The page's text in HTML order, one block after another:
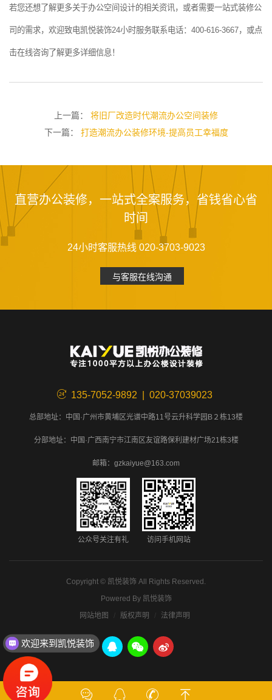
若您还想了解更多关于办公空间设计的相关资讯，或者需要一站式装修公
司的需求，欢迎致电凯悦装饰24小时服务联系电话：400-616-3667，或点
击在线咨询了解更多详细信息！
上一篇： 将旧厂改造时代潮流办公空间装修
下一篇： 打造潮流办公装修环境-提高员工幸福度
直营办公装修，一站式全案服务，省钱省心省
时间
24小时客服热线 020-3703-9023
与客服在线沟通
135-7052-9892 | 020-37039023
总部地址：中国·广州市黄埔区光谱中路11号云升科学园B２栋13楼
分部地址：中国·广西南宁市江南区友谊路保利建材广场21栋3楼
邮箱：gzkaiyue@163.com
公众号关注有礼 访问手机网站
Copyright © 凯悦装饰 All Rights Reserved.
Powered By 凯悦装饰
网站地图
版权声明 法律声明
欢迎来到凯悦装饰
凯悦装饰19年专注办公楼设计+装修一站式服务